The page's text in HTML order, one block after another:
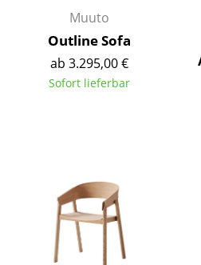
Hängeleuchten &
Tischleuchten
Bodenleuchten
Wandleuchten
Outdoor-Leuchten
Muuto
Outline Sofa
ab 3.295,00 €
Sofort lieferbar